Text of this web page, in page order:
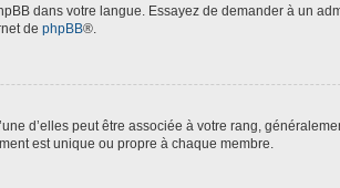
dans votre langue. Essayez de demander à un
de phpBB®.
d’elles peut être associée à votre rang,
est unique ou propre à chaque membre.